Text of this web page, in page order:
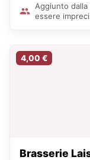
Aggiunto
essere
4,00 €
Brasserie